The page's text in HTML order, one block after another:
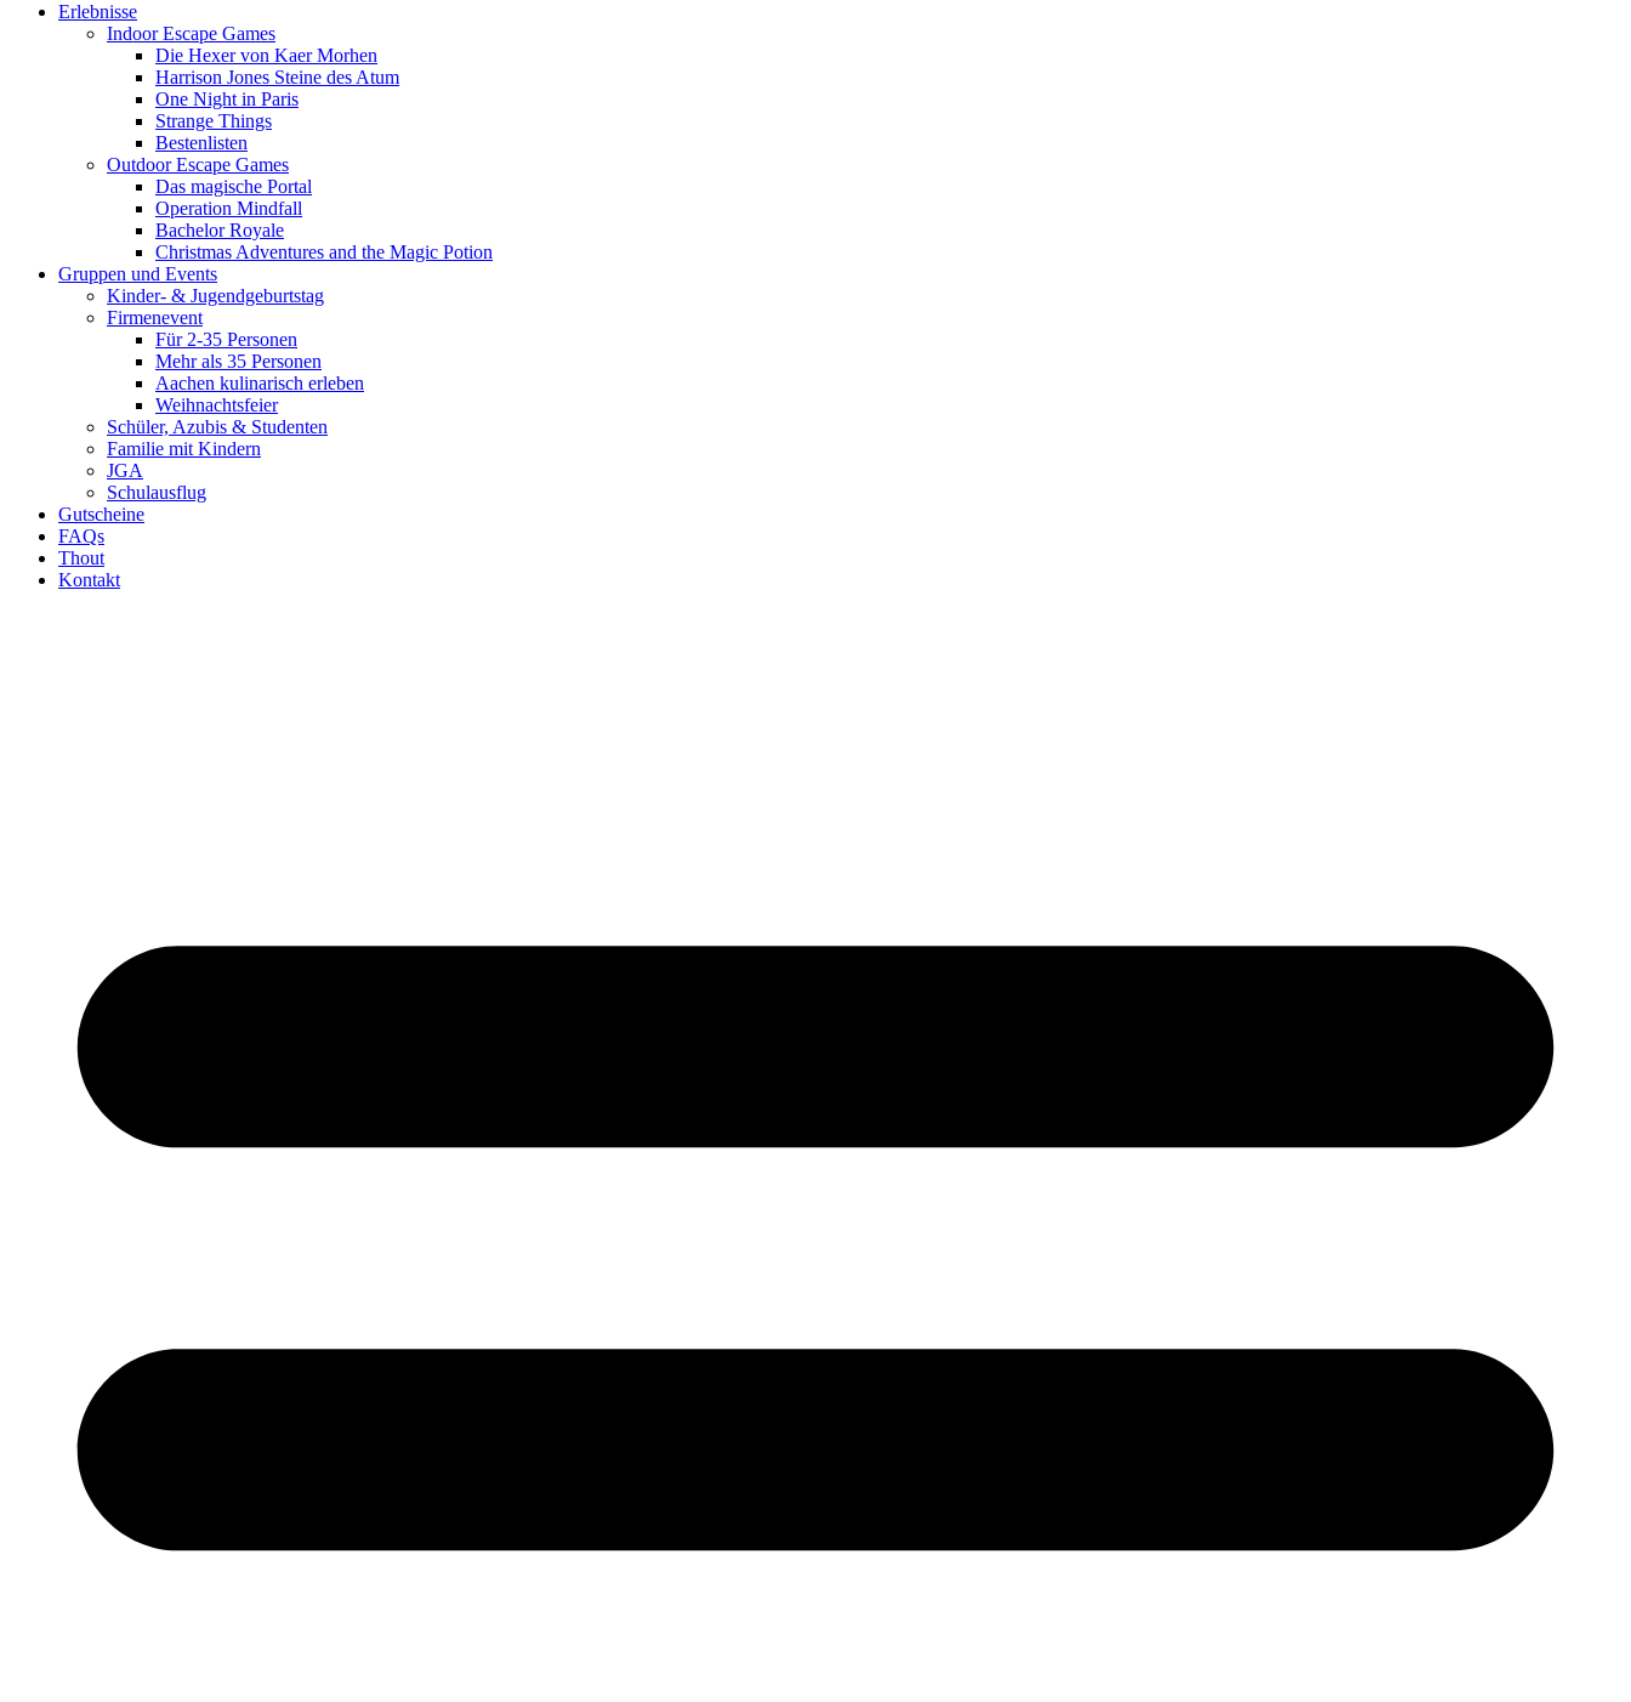
Erlebnisse
Indoor Escape Games
Die Hexer von Kaer Morhen
Harrison Jones Steine des Atum
One Night in Paris
Strange Things
Bestenlisten
Outdoor Escape Games
Das magische Portal
Operation Mindfall
Bachelor Royale
Christmas Adventures and the Magic Potion
Gruppen und Events
Kinder- & Jugendgeburtstag
Firmenevent
Für 2-35 Personen
Mehr als 35 Personen
Aachen kulinarisch erleben
Weihnachtsfeier
Schüler, Azubis & Studenten
Familie mit Kindern
JGA
Schulausflug
Gutscheine
FAQs
Thout
Kontakt